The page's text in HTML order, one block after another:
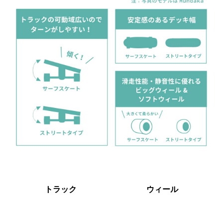
トラック ウィール